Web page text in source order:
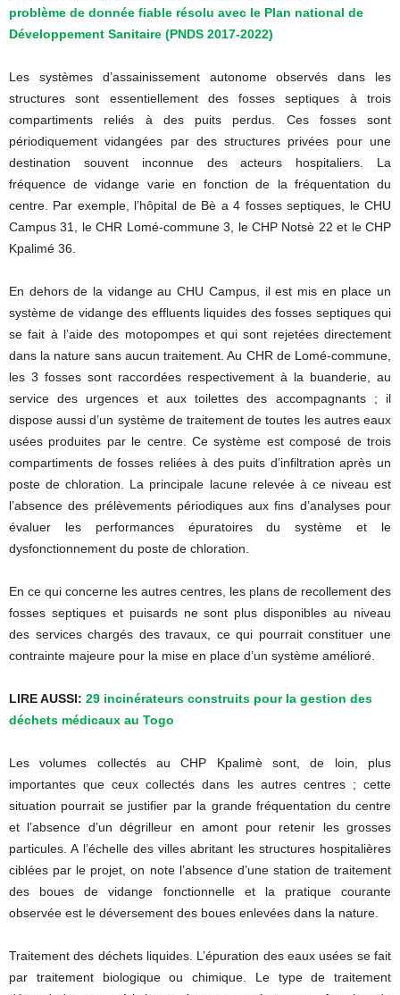
problème de donnée fiable résolu avec le Plan national de
Développement Sanitaire (PNDS 2017-2022)
Les systèmes d’assainissement autonome observés dans les
structures sont essentiellement des fosses septiques à trois
compartiments reliés à des puits perdus. Ces fosses sont
périodiquement vidangées par des structures privées pour une
destination souvent inconnue des acteurs hospitaliers. La
fréquence de vidange varie en fonction de la fréquentation du
centre. Par exemple, l’hôpital de Bè a 4 fosses septiques, le CHU
Campus 31, le CHR Lomé-commune 3, le CHP Notsè 22 et le CHP
Kpalimé 36.
En dehors de la vidange au CHU Campus, il est mis en place un
système de vidange des effluents liquides des fosses septiques qui
se fait à l’aide des motopompes et qui sont rejetées directement
dans la nature sans aucun traitement. Au CHR de Lomé-commune,
les 3 fosses sont raccordées respectivement à la buanderie, au
service des urgences et aux toilettes des accompagnants ; il
dispose aussi d’un système de traitement de toutes les autres eaux
usées produites par le centre. Ce système est composé de trois
compartiments de fosses reliées à des puits d’infiltration après un
poste de chloration. La principale lacune relevée à ce niveau est
l’absence des prélèvements périodiques aux fins d’analyses pour
évaluer les performances épuratoires du système et le
dysfonctionnement du poste de chloration.
En ce qui concerne les autres centres, les plans de recollement des
fosses septiques et puisards ne sont plus disponibles au niveau
des services chargés des travaux, ce qui pourrait constituer une
contrainte majeure pour la mise en place d’un système amélioré.
LIRE AUSSI: 29 incinérateurs construits pour la gestion des
déchets médicaux au Togo
Les volumes collectés au CHP Kpalimè sont, de loin, plus
importantes que ceux collectés dans les autres centres ; cette
situation pourrait se justifier par la grande fréquentation du centre
et l’absence d’un dégrilleur en amont pour retenir les grosses
particules. A l’échelle des villes abritant les structures hospitalières
ciblées par le projet, on note l’absence d’une station de traitement
des boues de vidange fonctionnelle et la pratique courante
observée est le déversement des boues enlevées dans la nature.
Traitement des déchets liquides. L’épuration des eaux usées se fait
par traitement biologique ou chimique. Le type de traitement